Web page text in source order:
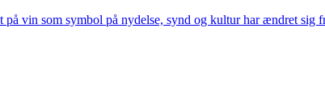
vin som symbol på nydelse, synd og kultur har ændret sig